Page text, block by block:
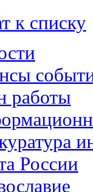
к списку
работы
России